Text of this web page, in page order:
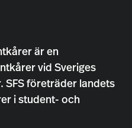
är en
vid Sveriges
SFS företräder landets
i student- och